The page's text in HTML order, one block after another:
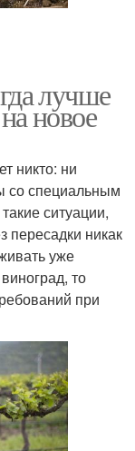
лучше
новое
никто: ни
со специальным
ситуации,
пересадки никак
уже
то
при